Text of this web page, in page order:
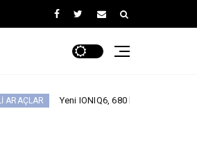
Yeni IONIQ6, 680 km menzil 800V batarya